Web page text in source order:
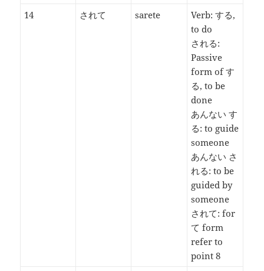
14
されて sarete
Verb: する,
to do
される:
Passive
form of す
る, to be
done
あんない す
る: to guide
someone
あんない さ
れる: to be
guided by
someone
されて: for
て form
refer to
point 8